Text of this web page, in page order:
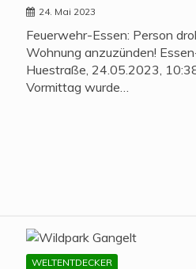
24. Mai 2023
Feuerwehr-Essen: Person
Wohnung anzuzünden!
Huestraße, 24.05.2023,
Vormittag wurde…
WELTENTDECKER